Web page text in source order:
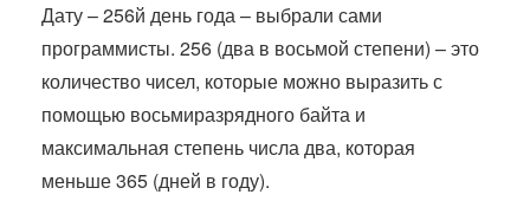
Дату – 256й день года – выбрали сами
программисты. 256 (два в восьмой степени) – это
количество чисел, которые можно выразить с
помощью восьмиразрядного байта и
максимальная степень числа два, которая
меньше 365 (дней в году).